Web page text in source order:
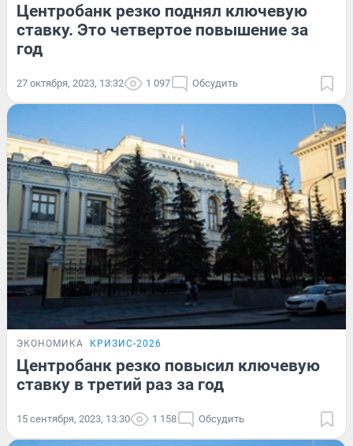
Центробанк резко поднял ключевую
ставку. Это четвертое повышение за
год
27 октября, 2023, 13:32 1 097 Обсудить
ЭКОНОМИКА КРИЗИС-2026
Центробанк резко повысил ключевую
ставку в третий раз за год
15 сентября, 2023, 13:30 1 158 Обсудить